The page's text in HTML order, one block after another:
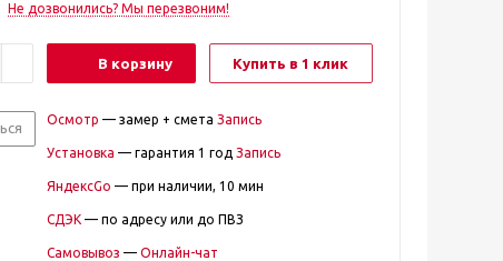
Не дозвонились? Мы перезвоним!
В корзину Купить в 1 клик
Осмотр — замер + смета Запись
Установка — гарантия 1 год Запись
ЯндексGo — при наличии, 10 мин
СДЭК — по адресу или до ПВЗ
Самовывоз — Онлайн-чат